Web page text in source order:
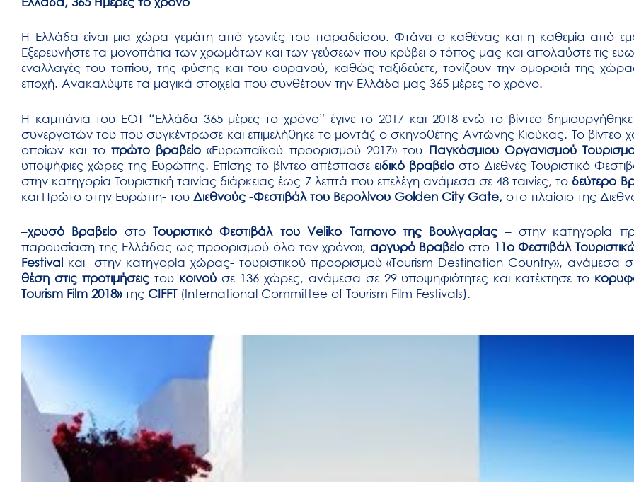
μενού
Η Ελλάδα είναι μια χώρα γεμάτη από γωνιές του παραδείσου. Φτάνει ο καθένας και η καθεμία από
Εξερευνήστε τα μονοπάτια των χρωμάτων και των γεύσεων που κρύβει ο τόπος μας και απολαύστε τις
εναλλαγές του τοπίου, της φύσης και του ουρανού, καθώς ταξιδεύετε, τονίζουν την ομορφιά της
εποχή. Ανακαλύψτε τα μαγικά στοιχεία που συνθέτουν την Ελλάδα μας 365 μέρες το χρόνο.
Η καμπάνια του ΕΟΤ “Ελλάδα 365 μέρες το χρόνο” έγινε το 2017 και 2018 ενώ το βίντεο
συνεργατών του που συγκέντρωσε και επιμελήθηκε το μοντάζ ο σκηνοθέτης Αντώνης Κιούκας. Το βίντεο
οποίων και το πρώτο βραβείο«Ευρωπαϊκού προορισμού 2017» του Παγκόσμιου Οργανισμού
υποψήφιες χώρες της Ευρώπης. Επίσης το βίντεο απέσπασε ειδικό βραβείο στο Διεθνές Τουριστικό
στην κατηγορία Τουριστική ταινίας διάρκειας έως 7 λεπτά που επελέγη ανάμεσα σε 48 ταινίες, τοδεύτερο
και Πρώτο στην Ευρώπη- του Διεθνούς -Φεστιβάλ του Βερολίνου Golden City Gate, στο πλαίσιο της
–χρυσό Βραβείο στοΤουριστικό Φεστιβάλ του Veliko Tarnovo της Βουλγαρίας – στην κατηγορία
παρουσίαση της Ελλάδας ως προορισμού όλο τον χρόνο», αργυρό Βραβείο στο 11ο Φεστιβάλ
Festival και στην κατηγορία χώρας- τουριστικού προορισμού «Tourism Destination Country», ανάμεσα
θέση στις προτιμήσεις του κοινού σε 136 χώρες, ανάμεσα σε 29 υποψηφιότητες και κατέκτησε το
Tourism Film 2018»της CIFFT (International Committee of Tourism Film Festivals).